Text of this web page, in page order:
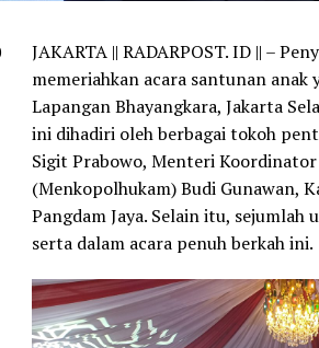
JAKARTA || RADARPOST. ID || –
memeriahkan acara santunan
Lapangan Bhayangkara, Jakarta
ini dihadiri oleh berbagai tokoh
Sigit Prabowo, Menteri
(Menkopolhukam) Budi Gunawan,
Pangdam Jaya. Selain itu,
serta dalam acara penuh berkah ini.